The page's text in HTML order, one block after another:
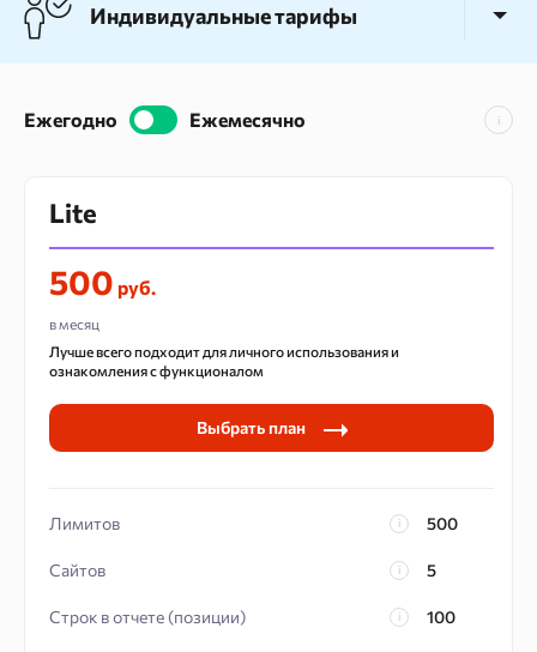
Индивидуальные тарифы
Корпоративные тарифы
Ежегодно Ежемесячно
Сэкономьте до 55%
Lite
500 руб.
в месяц
Лучше всего подходит для личного использования и
ознакомления с функционалом
Лимитов 500
Сайтов 5
Строк в отчете (позиции) 100
Выбрать план